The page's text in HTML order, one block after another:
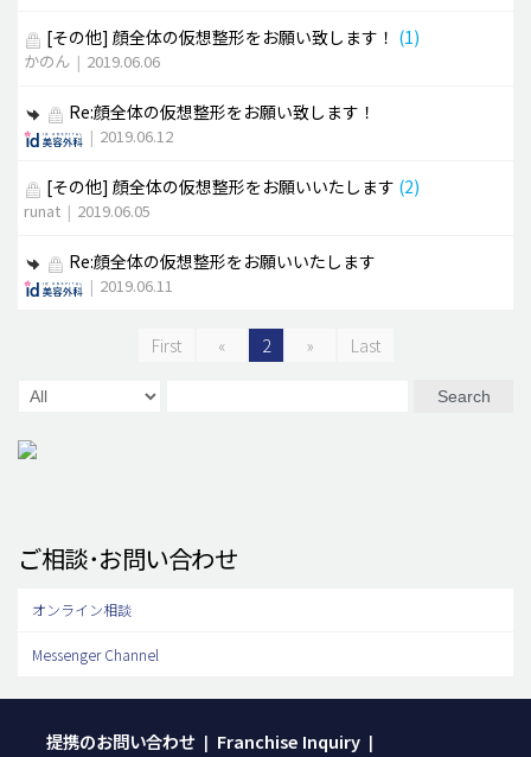
[その他] 顔全体の仮想整形をお願い致します！ (1)
かのん | 2019.06.06
Re:顔全体の仮想整形をお願い致します！
| 2019.06.12
[その他] 顔全体の仮想整形をお願いいたします (2)
runat | 2019.06.05
Re:顔全体の仮想整形をお願いいたします
| 2019.06.11
First « 2 » Last
Search
ご相談･お問い合わせ
オンライン相談
Messenger Channel
提携のお問い合わせ | Franchise Inquiry |